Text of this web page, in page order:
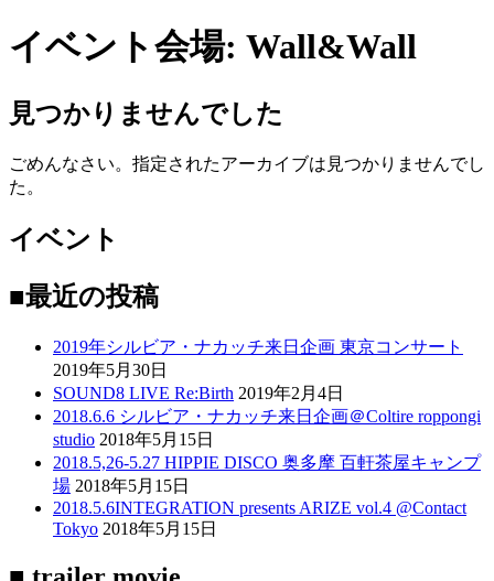
イベント会場: Wall&Wall
見つかりませんでした
ごめんなさい。指定されたアーカイブは見つかりませんでし
た。
イベント
■最近の投稿
2019年シルビア・ナカッチ来日企画 東京コンサート
2019年5月30日
SOUND8 LIVE Re:Birth 2019年2月4日
2018.6.6 シルビア・ナカッチ来日企画＠Coltire roppongi
studio 2018年5月15日
2018.5,26-5.27 HIPPIE DISCO 奥多摩 百軒茶屋キャンプ
場 2018年5月15日
2018.5.6INTEGRATION presents ARIZE vol.4 @Contact
Tokyo 2018年5月15日